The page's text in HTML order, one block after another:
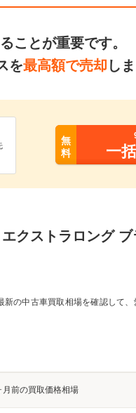
ことが重要です。
を最高額で売却 し
無
料
一
クストラロング
の中古車買取相場を確認して
月前の買取価格相場